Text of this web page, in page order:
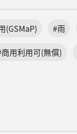
(GSMaP) #雨
用利用可(無償)